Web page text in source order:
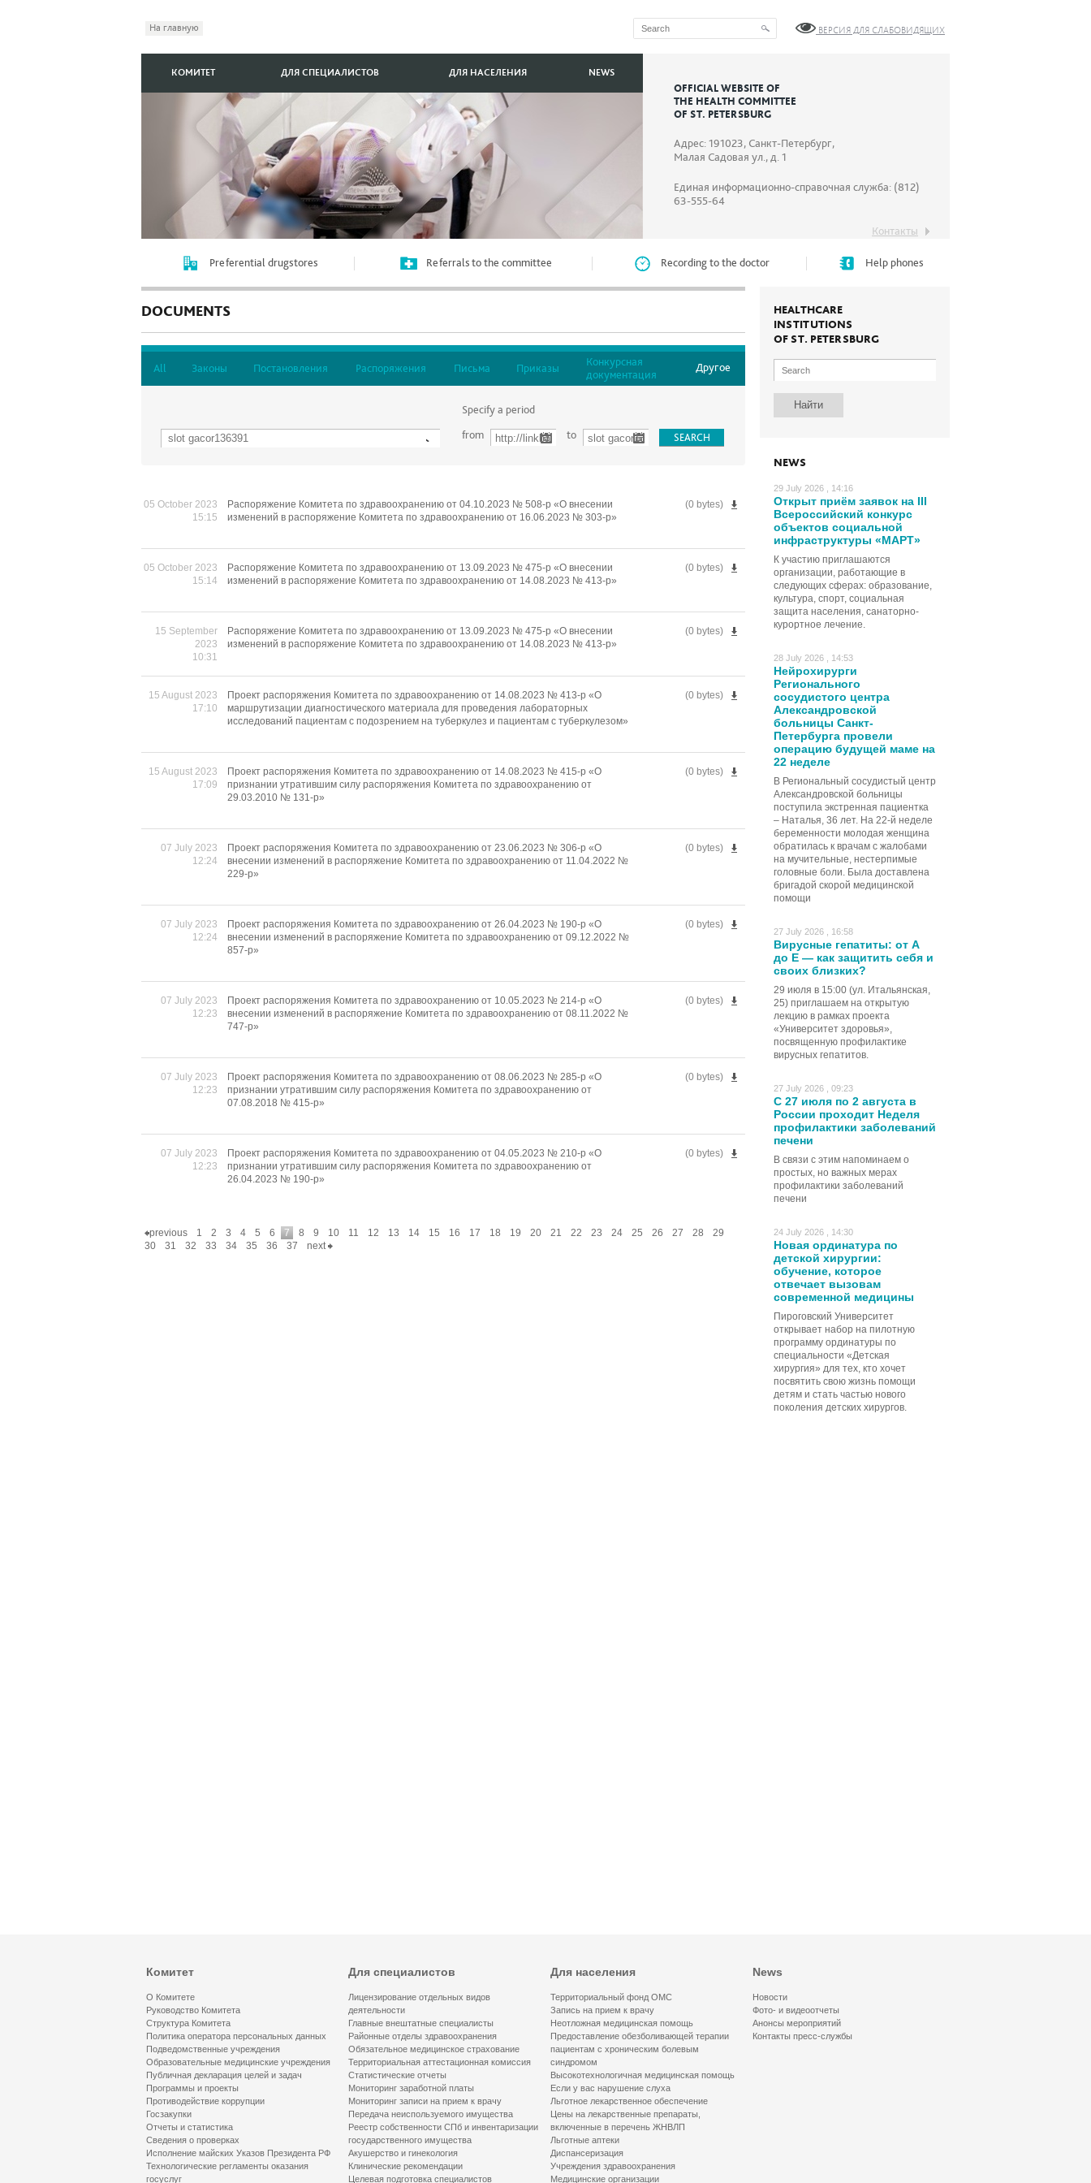
На главную ВЕРСИЯ ДЛЯ СЛАБОВИДЯЩИХ
OFFICIAL WEBSITE OF
THE HEALTH COMMITTEE
OF ST. PETERSBURG
Адрес: 191023, Санкт-Петербург,
Малая Садовая ул., д. 1
Единая информационно-справочная служба: (812)
63-555-64
Контакты
КОМИТЕТ ДЛЯ СПЕЦИАЛИСТОВ ДЛЯ НАСЕЛЕНИЯ NEWS
Preferential drugstores Referrals to the committee Recording to the doctor Help phones
HEALTHCARE
INSTITUTIONS
OF ST. PETERSBURG
NEWS
29 July 2026 , 14:16
Открыт приём заявок на III
Всероссийский конкурс
объектов социальной
инфраструктуры «МАРТ»
К участию приглашаются
организации, работающие в
следующих сферах: образование,
культура, спорт, социальная
защита населения, санаторно-
курортное лечение.
28 July 2026 , 14:53
Нейрохирурги
Регионального
сосудистого центра
Александровской
больницы Санкт-
Петербурга провели
операцию будущей маме на
22 неделе
В Региональный сосудистый центр
Александровской больницы
поступила экстренная пациентка
– Наталья, 36 лет. На 22-й неделе
беременности молодая женщина
обратилась к врачам с жалобами
на мучительные, нестерпимые
головные боли. Была доставлена
бригадой скорой медицинской
помощи
27 July 2026 , 16:58
Вирусные гепатиты: от А
до Е — как защитить себя и
своих близких?
29 июля в 15:00 (ул. Итальянская,
25) приглашаем на открытую
лекцию в рамках проекта
«Университет здоровья»,
посвященную профилактике
вирусных гепатитов.
27 July 2026 , 09:23
С 27 июля по 2 августа в
России проходит Неделя
профилактики заболеваний
печени
В связи с этим напоминаем о
простых, но важных мерах
профилактики заболеваний
печени
24 July 2026 , 14:30
Новая ординатура по
детской хирургии:
обучение, которое
отвечает вызовам
современной медицины
Пироговский Университет
открывает набор на пилотную
программу ординатуры по
специальности «Детская
хирургия» для тех, кто хочет
посвятить свою жизнь помощи
детям и стать частью нового
поколения детских хирургов.
DOCUMENTS
All Законы Постановления Распоряжения Письма Приказы
Конкурсная
документация
Другое
Specify a period
from
to
05 October 2023
15:15
(0 bytes)
Распоряжение Комитета по здравоохранению от 04.10.2023 № 508-р «О внесении
изменений в распоряжение Комитета по здравоохранению от 16.06.2023 № 303-р»
05 October 2023
15:14
(0 bytes)
Распоряжение Комитета по здравоохранению от 13.09.2023 № 475-р «О внесении
изменений в распоряжение Комитета по здравоохранению от 14.08.2023 № 413-р»
15 September
2023
10:31
(0 bytes)
Распоряжение Комитета по здравоохранению от 13.09.2023 № 475-р «О внесении
изменений в распоряжение Комитета по здравоохранению от 14.08.2023 № 413-р»
15 August 2023
17:10
(0 bytes)
Проект распоряжения Комитета по здравоохранению от 14.08.2023 № 413-р «О
маршрутизации диагностического материала для проведения лабораторных
исследований пациентам с подозрением на туберкулез и пациентам с туберкулезом»
15 August 2023
17:09
(0 bytes)
Проект распоряжения Комитета по здравоохранению от 14.08.2023 № 415-р «О
признании утратившим силу распоряжения Комитета по здравоохранению от
29.03.2010 № 131-р»
07 July 2023
12:24
(0 bytes)
Проект распоряжения Комитета по здравоохранению от 23.06.2023 № 306-р «О
внесении изменений в распоряжение Комитета по здравоохранению от 11.04.2022 №
229-р»
07 July 2023
12:24
(0 bytes)
Проект распоряжения Комитета по здравоохранению от 26.04.2023 № 190-р «О
внесении изменений в распоряжение Комитета по здравоохранению от 09.12.2022 №
857-р»
07 July 2023
12:23
(0 bytes)
Проект распоряжения Комитета по здравоохранению от 10.05.2023 № 214-р «О
внесении изменений в распоряжение Комитета по здравоохранению от 08.11.2022 №
747-р»
07 July 2023
12:23
(0 bytes)
Проект распоряжения Комитета по здравоохранению от 08.06.2023 № 285-р «О
признании утратившим силу распоряжения Комитета по здравоохранению от
07.08.2018 № 415-р»
07 July 2023
12:23
(0 bytes)
Проект распоряжения Комитета по здравоохранению от 04.05.2023 № 210-р «О
признании утратившим силу распоряжения Комитета по здравоохранению от
26.04.2023 № 190-р»
previous 1 2 3 4 5 6 7 8 9 10 11 12 13 14 15 16 17 18 19 20 21 22 23 24 25 26 27 28
29
30
31 32 33 34 35 36 37 next
Комитет
О Комитете
Руководство Комитета
Структура Комитета
Политика оператора персональных данных
Подведомственные учреждения
Образовательные медицинские учреждения
Публичная декларация целей и задач
Программы и проекты
Противодействие коррупции
Госзакупки
Отчеты и статистика
Сведения о проверках
Исполнение майских Указов Президента РФ
Технологические регламенты оказания
госуслуг
Для специалистов
Лицензирование отдельных видов
деятельности
Главные внештатные специалисты
Районные отделы здравоохранения
Обязательное медицинское страхование
Территориальная аттестационная комиссия
Статистические отчеты
Мониторинг заработной платы
Мониторинг записи на прием к врачу
Передача неиспользуемого имущества
Реестр собственности СПб и инвентаризации
государственного имущества
Акушерство и гинекология
Клинические рекомендации
Целевая подготовка специалистов
Для населения
Территориальный фонд ОМС
Запись на прием к врачу
Неотложная медицинская помощь
Предоставление обезболивающей терапии
пациентам с хроническим болевым
синдромом
Высокотехнологичная медицинская помощь
Если у вас нарушение слуха
Льготное лекарственное обеспечение
Цены на лекарственные препараты,
включенные в перечень ЖНВЛП
Льготные аптеки
Диспансеризация
Учреждения здравоохранения
Медицинские организации
News
Новости
Фото- и видеоотчеты
Анонсы мероприятий
Контакты пресс-службы